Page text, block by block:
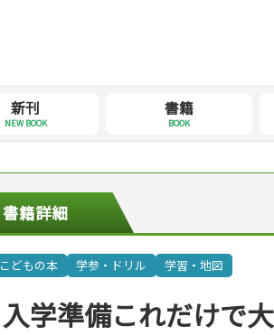
新刊
NEW BOOK
書籍
BOOK
書籍詳細
こどもの本 学参・ドリル 学習・地図
入学準備これだけで